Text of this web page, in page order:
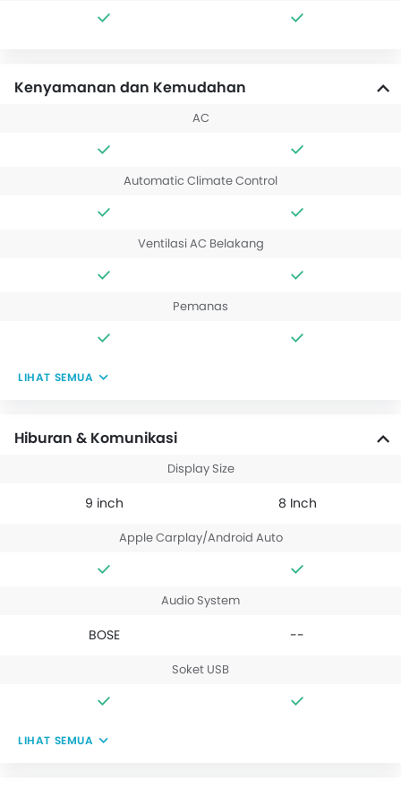
Kenyamanan dan Kemudahan
AC
Automatic Climate Control
Ventilasi AC Belakang
Pemanas
LIHAT SEMUA
Hiburan & Komunikasi
Display Size
9 inch 8 Inch
Apple Carplay/Android Auto
Audio System
BOSE --
Soket USB
LIHAT SEMUA